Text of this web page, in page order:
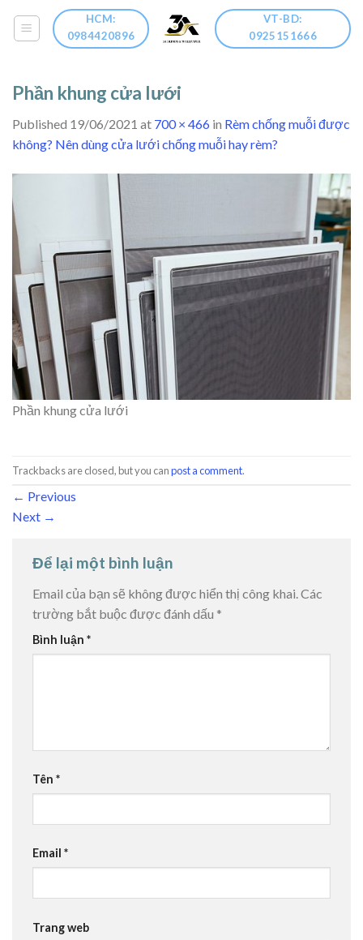
HCM:
0984420896
VT-BD:
0925151666
Phần khung cửa lưới
Published 19/06/2021 at 700 × 466 in Rèm chống muỗi được
không? Nên dùng cửa lưới chống muỗi hay rèm?
Phần khung cửa lưới
Trackbacks are closed, but you canpost a comment.
← Previous
Next →
Để lại một bình luận
Email của bạn sẽ không được hiển thị công khai.Các
trường bắt buộc được đánh dấu *
Bình luận *
Tên *
Email *
Trang web